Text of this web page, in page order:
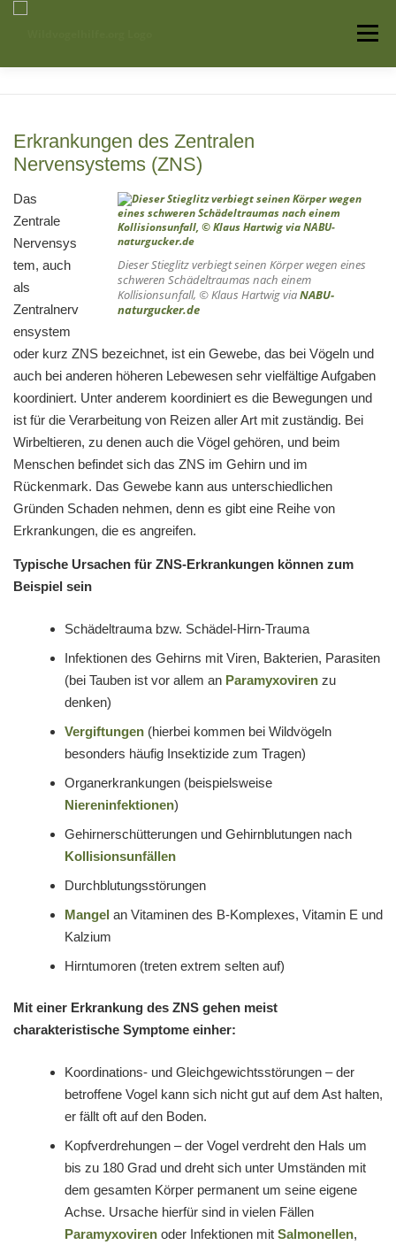
Menü
Auffangstationen
Erkrankungen des Zentralen
Nervensystems (ZNS)
Dieser Stieglitz verbiegt seinen Körper wegen eines
schweren Schädeltraumas nach einem
Kollisionsunfall, © Klaus Hartwig viaNABU-
naturgucker.de
Das
Zentrale
Nervensys
tem, auch
als
Zentralnerv
ensystem
oder kurz ZNS bezeichnet, ist ein Gewebe, das bei Vögeln und
auch bei anderen höheren Lebewesen sehr vielfältige Aufgaben
koordiniert. Unter anderem koordiniert es die Bewegungen und
ist für die Verarbeitung von Reizen aller Art mit zuständig. Bei
Wirbeltieren, zu denen auch die Vögel gehören, und beim
Menschen befindet sich das ZNS im Gehirn und im
Rückenmark. Das Gewebe kann aus unterschiedlichen
Gründen Schaden nehmen, denn es gibt eine Reihe von
Erkrankungen, die es angreifen.
Typische Ursachen für ZNS-Erkrankungen können zum
Beispiel sein
Schädeltrauma bzw. Schädel-Hirn-Trauma
Infektionen des Gehirns mit Viren, Bakterien, Parasiten
(bei Tauben ist vor allem an Paramyxovirenzu
denken)
Vergiftungen(hierbei kommen bei Wildvögeln
besonders häufig Insektizide zum Tragen)
Organerkrankungen (beispielsweise
Niereninfektionen)
Gehirnerschütterungen und Gehirnblutungen nach
Kollisionsunfällen
Durchblutungsstörungen
Mangel an Vitaminen des B-Komplexes, Vitamin E und
Kalzium
Hirntumoren (treten extrem selten auf)
Mit einer Erkrankung des ZNS gehen meist
charakteristische Symptome einher:
Koordinations- und Gleichgewichtsstörungen – der
betroffene Vogel kann sich nicht gut auf dem Ast halten,
er fällt oft auf den Boden.
Kopfverdrehungen – der Vogel verdreht den Hals um
bis zu 180 Grad und dreht sich unter Umständen mit
dem gesamten Körper permanent um seine eigene
Achse. Ursache hierfür sind in vielen Fällen
Paramyxovirenoder Infektionen mit Salmonellen,